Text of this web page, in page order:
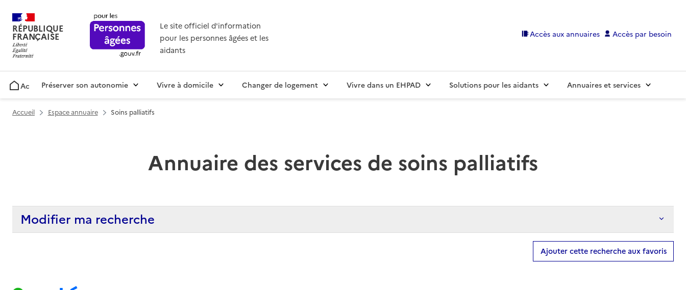
RÉPUBLIQUE
FRANÇAISE
Le site officiel d'information
pour les personnes âgées et les
aidants
Accès aux annuaires Accès par besoin
AccueilPréserver son autonomie Vivre à domicile Changer de logement Vivre dans un EHPAD Solutions pour les aidants Annuaires et services
Accueil Espace annuaire Soins palliatifs
Annuaire des services de soins palliatifs
Modifier ma recherche
Ajouter cette recherche aux favoris